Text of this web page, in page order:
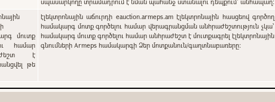
մուտք
համար
է
թե
էլեկտրոնային աճուրդի eauction.armeps.am էլեկտրոնային հասցեով գործող
համակարգ մոտք գործելու համար վերագրանցման անհրաժեշտություն չկա՝
համակարգ մուտք գործելու համար անհրաժեշտ է մուտքագրել էլեկտրոնային
գնումների Armeps համակարգի Ձեր մոտքանուն/գաղտնաբառերը: